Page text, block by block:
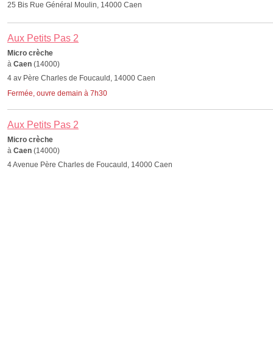
25 Bis Rue Général Moulin, 14000 Caen
Aux Petits Pas 2
Micro crèche
à Caen (14000)
4 av Père Charles de Foucauld, 14000 Caen
Fermée, ouvre demain à 7h30
Aux Petits Pas 2
Micro crèche
à Caen (14000)
4 Avenue Père Charles de Foucauld, 14000 Caen